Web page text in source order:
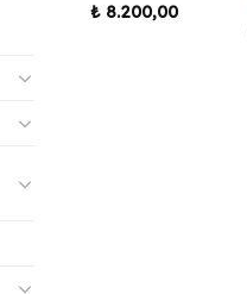
₺ 8.200,00